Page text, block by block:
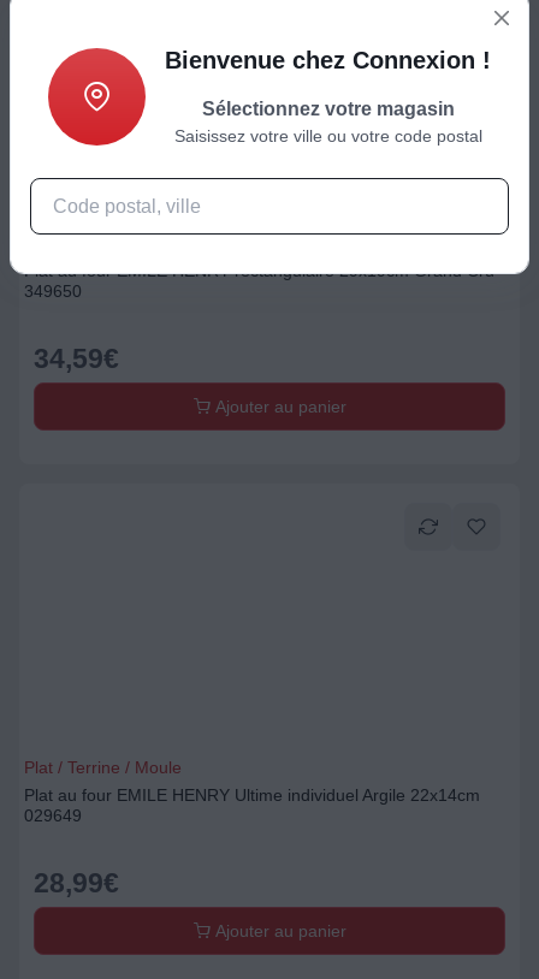
Plat au four EMILE HENRY rectangulaire 29x19cm Grand Cru
349650
34,59€
Ajouter au panier
Plat / Terrine / Moule
Plat au four EMILE HENRY Ultime individuel Argile 22x14cm
029649
28,99€
Ajouter au panier
Bienvenue chez Connexion !
Sélectionnez votre magasin
Saisissez votre ville ou votre code postal